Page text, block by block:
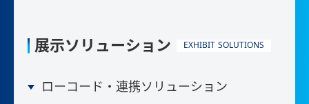
展示ソリューション EXHIBIT SOLUTIONS
ローコード・連携ソリューション